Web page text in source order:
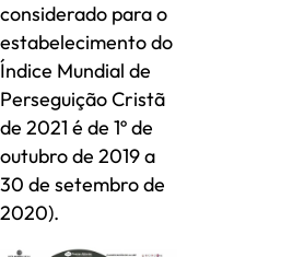
considerado para o
estabelecimento do
Índice Mundial de
Perseguição Cristã
de 2021 é de 1º de
outubro de 2019 a
30 de setembro de
2020).